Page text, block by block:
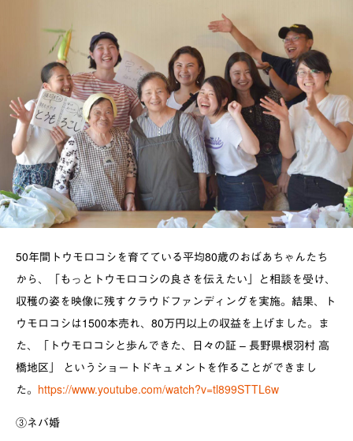
50年間トウモロコシを育てている平均80歳のおばあちゃんたち
から、「もっとトウモロコシの良さを伝えたい」と相談を受け、
収穫の姿を映像に残すクラウドファンディングを実施。結果、ト
ウモロコシは1500本売れ、80万円以上の収益を上げました。ま
た、「トウモロコシと歩んできた、日々の証 – 長野県根羽村 高
橋地区」 というショートドキュメントを作ることができまし
た。 https://www.youtube.com/watch?v=tl899STTL6w
③ネバ婚